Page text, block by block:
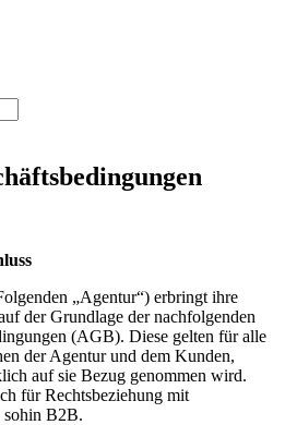
„Agentur“) erbringt ihre
der Grundlage der nachfolgenden
(AGB). Diese gelten für alle
der Agentur und dem Kunden,
auf sie Bezug genommen wird.
für Rechtsbeziehung mit
sohin B2B.